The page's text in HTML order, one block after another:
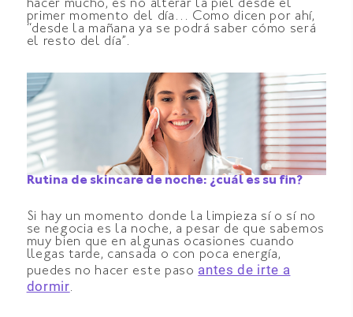
hacer mucho, es no alterar la piel desde el
primer momento del día… Como dicen por ahí,
“desde la mañana ya se podrá saber cómo será
el resto del día”.
Rutina de skincare de noche: ¿cuál es su fin?
Si hay un momento donde la limpieza sí o sí no
se negocia es la noche, a pesar de que sabemos
muy bien que en algunas ocasiones cuando
llegas tarde, cansada o con poca energía,
puedes no hacer este paso antes de irte a
dormir.